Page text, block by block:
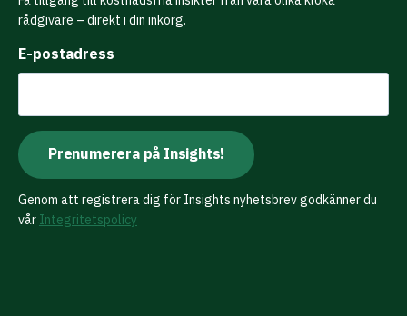
rådgivare – direkt i din inkorg.
E-postadress
Genom att registrera dig för Insights nyhetsbrev godkänner du
vår Integritetspolicy